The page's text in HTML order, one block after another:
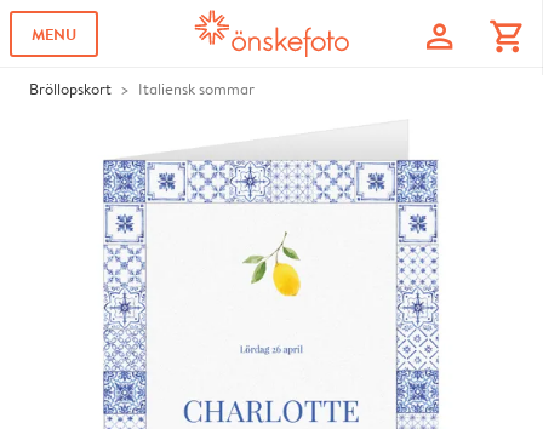
MENU profile shopping_cart
Bröllopskort Italiensk sommar